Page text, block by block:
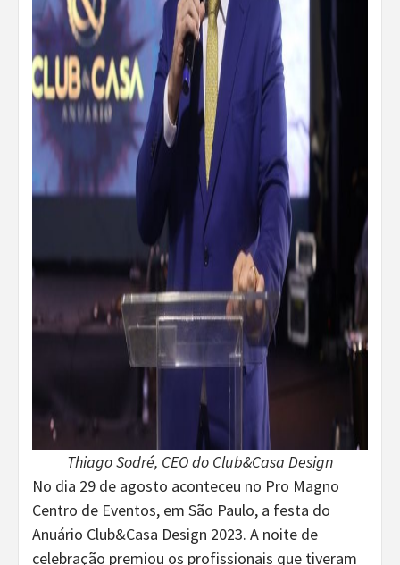
Thiago Sodré, CEO do Club&Casa Design
No dia 29 de agosto aconteceu no Pro Magno
Centro de Eventos, em São Paulo, a festa do
Anuário Club&Casa Design 2023. A noite de
celebração premiou os profissionais que tiveram